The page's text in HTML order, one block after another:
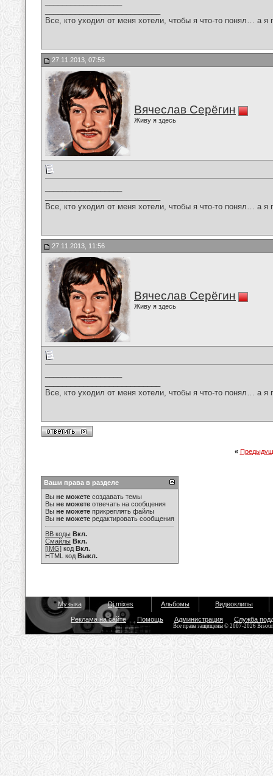
Все, кто уходил от меня хотели, чтобы я что-то понял… а
27.11.2013, 07:56
Вячеслав Серёгин
Живу я здесь
Все, кто уходил от меня хотели, чтобы я что-то понял… а
27.11.2013, 11:56
Вячеслав Серёгин
Живу я здесь
Все, кто уходил от меня хотели, чтобы я что-то понял… а
«
Ваши права в разделе
Вы не можете создавать темы
Вы не можете отвечать на сообщения
Вы не можете прикреплять файлы
Вы не можете редактировать сообщения
BB коды Вкл.
Смайлы Вкл.
[IMG] код Вкл.
HTML код Выкл.
Музыка Dj mixes Альбомы Видеоклипы
Реклама на сайте Помощь Администрация Служба
Все права защищены © 2007-2026